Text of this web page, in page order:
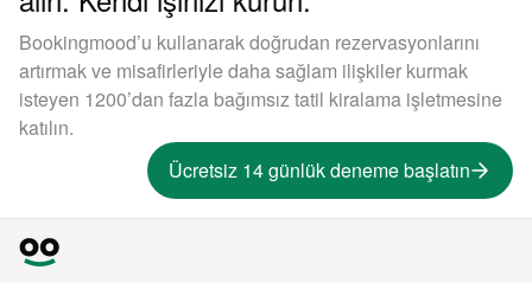
Bookingmood’u kullanarak doğrudan rezervasyonlarını
artırmak ve misafirleriyle daha sağlam ilişkiler kurmak
isteyen 1200’dan fazla bağımsız tatil kiralama işletmesine
katılın.
Ücretsiz 14 günlük deneme başlatın